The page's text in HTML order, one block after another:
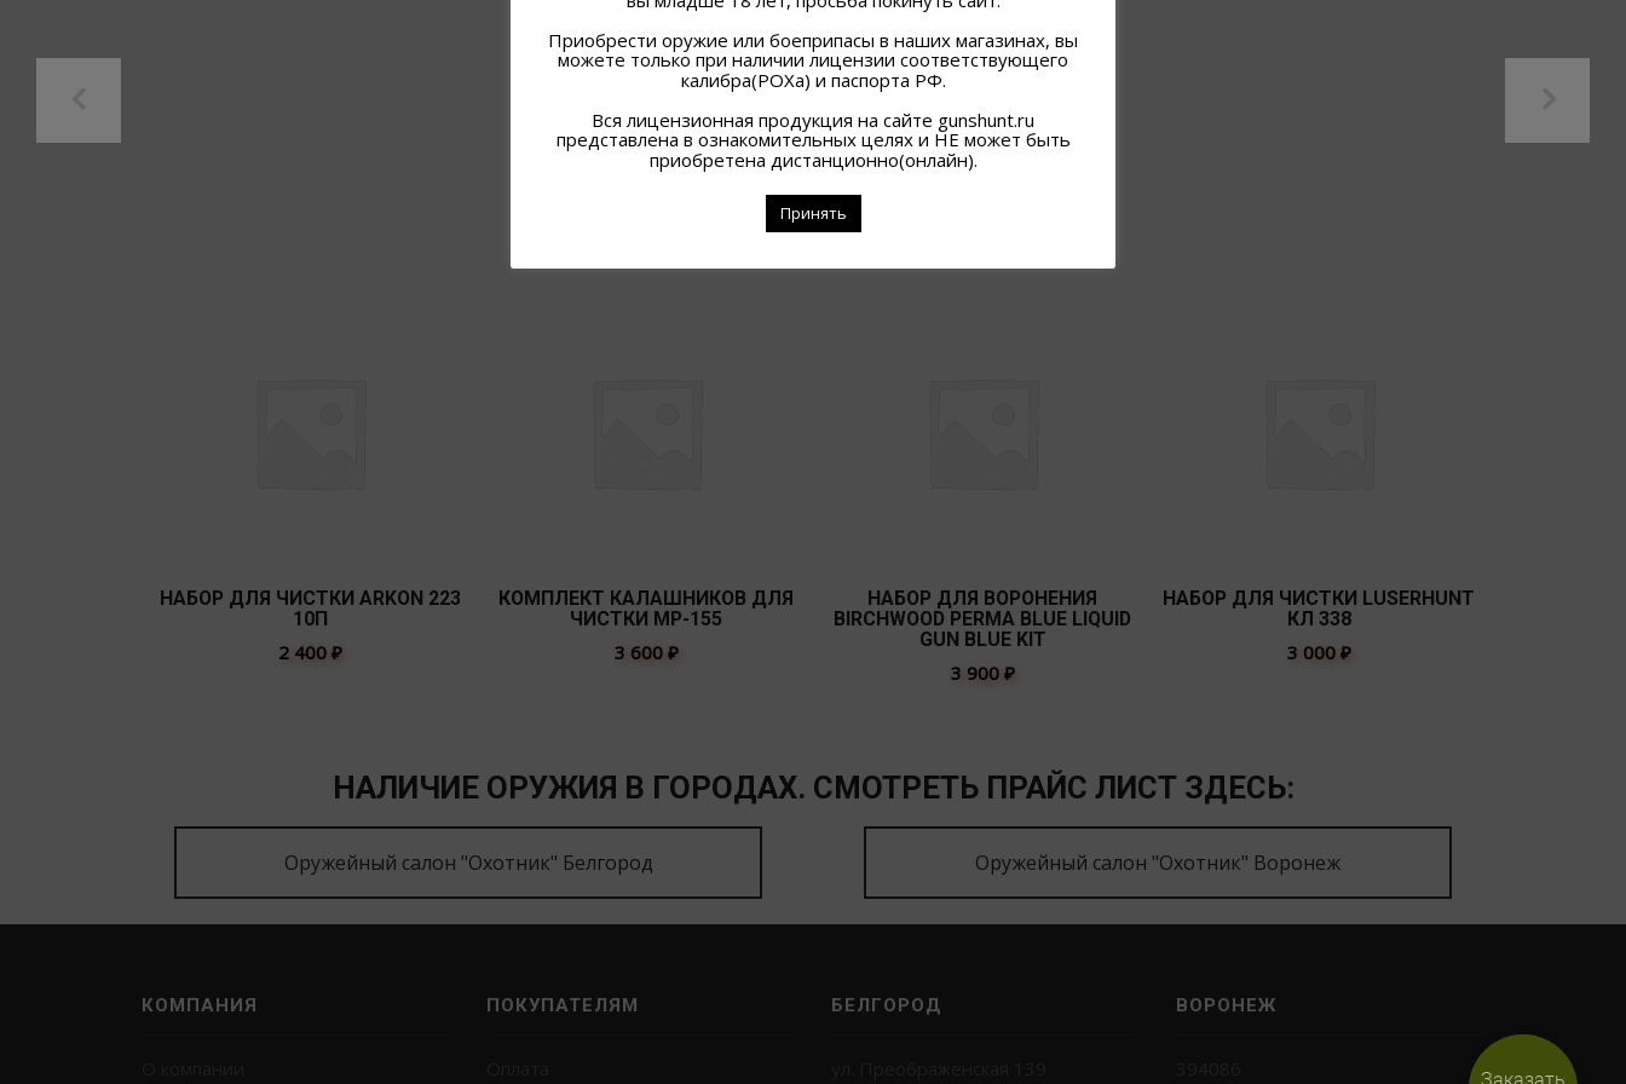
ПОХОЖИЕ ТОВАРЫ
НАБОР ДЛЯ ЧИСТКИ ARKON 223
10П
2 400 ₽
КОМПЛЕКТ КАЛАШНИКОВ ДЛЯ
ЧИСТКИ МР-155
3 600 ₽
НАБОР ДЛЯ ВОРОНЕНИЯ
BIRCHWOOD PERMA BLUE LIQUID
GUN BLUE KIT
3 900 ₽
НАБОР ДЛЯ ЧИСТКИ LUSERHUNT
КЛ 338
3 000 ₽
НАЛИЧИЕ ОРУЖИЯ В ГОРОДАХ. СМОТРЕТЬ ПРАЙС ЛИСТ ЗДЕСЬ:
Оружейный салон "Охотник" Белгород Оружейный салон "Охотник" Воронеж
КОМПАНИЯ ПОКУПАТЕЛЯМ БЕЛГОРОД ВОРОНЕЖ
Приобрести оружие или боеприпасы в наших магазинах, вы
можете только при наличии лицензии соответствующего
калибра(РОХа) и паспорта РФ.
Вся лицензионная продукция на сайте gunshunt.ru
представлена в ознакомительных целях и НЕ может быть
приобретена дистанционно(онлайн).
Принять
Заказать